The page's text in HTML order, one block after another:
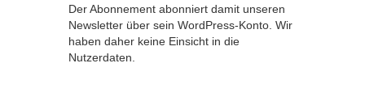
Der Abonnement abonniert damit unseren
Newsletter über sein WordPress-Konto. Wir
haben daher keine Einsicht in die
Nutzerdaten.